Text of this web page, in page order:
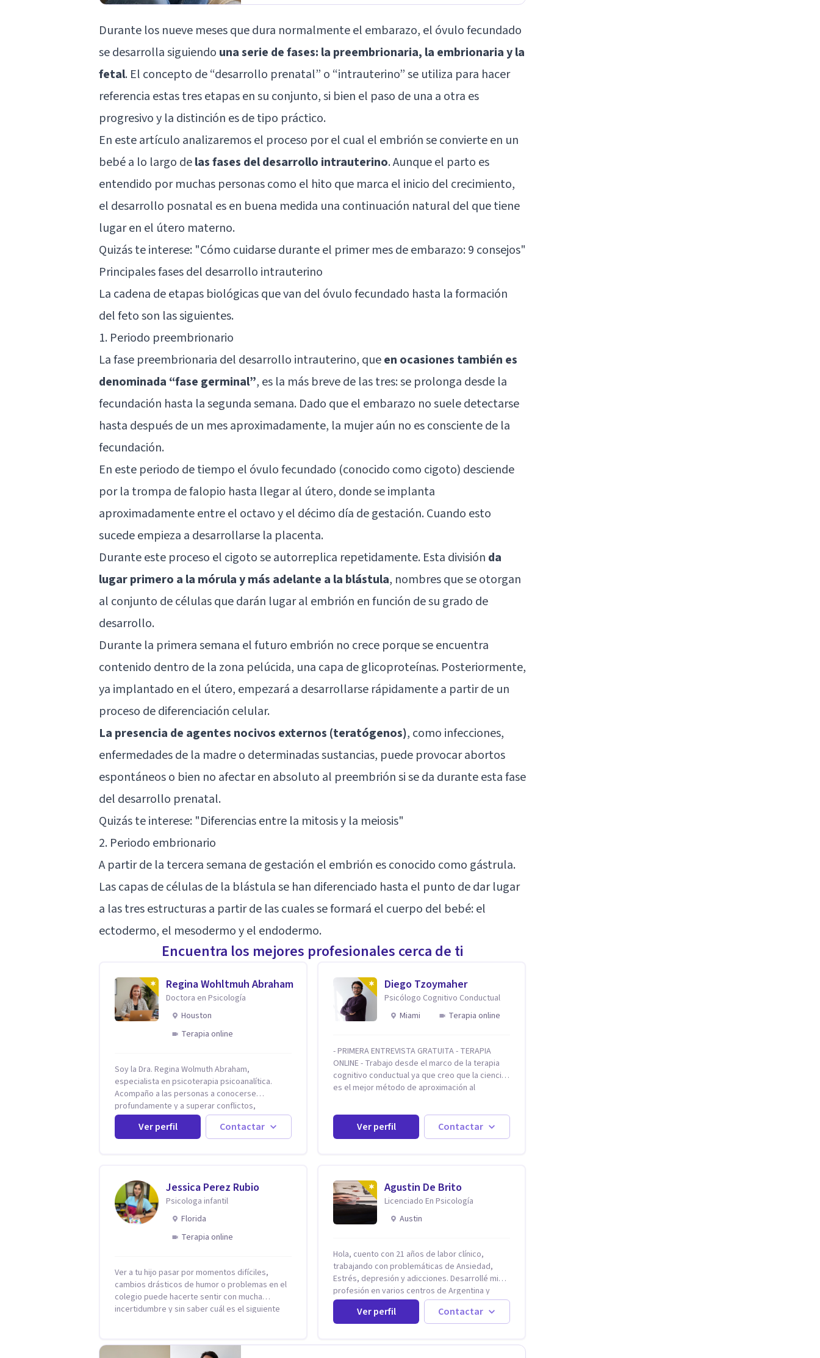
Durante los nueve meses que dura normalmente el embarazo, el óvulo fecundado
se desarrolla siguiendo una serie de fases: la preembrionaria, la embrionaria y la
fetal. El concepto de “desarrollo prenatal” o “intrauterino” se utiliza para hacer
referencia estas tres etapas en su conjunto, si bien el paso de una a otra es
progresivo y la distinción es de tipo práctico.
En este artículo analizaremos el proceso por el cual el embrión se convierte en un
bebé a lo largo delas fases del desarrollo intrauterino. Aunque el parto es
entendido por muchas personas como el hito que marca el inicio del crecimiento,
el desarrollo posnatal es en buena medida una continuación natural del que tiene
lugar en el útero materno.
Quizás te interese: "Cómo cuidarse durante el primer mes de embarazo: 9 consejos"
Principales fases del desarrollo intrauterino
La cadena de etapas biológicas que van del óvulo fecundado hasta la formación
del feto son las siguientes.
1. Periodo preembrionario
La fase preembrionaria del desarrollo intrauterino, queen ocasiones también es
denominada “fase germinal”, es la más breve de las tres: se prolonga desde la
fecundación hasta la segunda semana. Dado que el embarazo no suele detectarse
hasta después de un mes aproximadamente, la mujer aún no es consciente de la
fecundación.
En este periodo de tiempo el óvulo fecundado (conocido como cigoto) desciende
por la trompa de falopio hasta llegar al útero, donde se implanta
aproximadamente entre el octavo y el décimo día de gestación. Cuando esto
sucede empieza a desarrollarse la placenta.
Durante este proceso el cigoto se autorreplica repetidamente. Esta división da
lugar primero a la mórula y más adelante a la blástula, nombres que se otorgan
al conjunto de células que darán lugar al embrión en función de su grado de
desarrollo.
Durante la primera semana el futuro embrión no crece porque se encuentra
contenido dentro de la zona pelúcida, una capa de glicoproteínas. Posteriormente,
ya implantado en el útero, empezará a desarrollarse rápidamente a partir de un
proceso de diferenciación celular.
La presencia de agentes nocivos externos (teratógenos), como infecciones,
enfermedades de la madre o determinadas sustancias, puede provocar abortos
espontáneos o bien no afectar en absoluto al preembrión si se da durante esta fase
del desarrollo prenatal.
Quizás te interese: "Diferencias entre la mitosis y la meiosis"
2. Periodo embrionario
A partir de la tercera semana de gestación el embrión es conocido como gástrula.
Las capas de células de la blástula se han diferenciado hasta el punto de dar lugar
a las tres estructuras a partir de las cuales se formará el cuerpo del bebé: el
ectodermo, el mesodermo y el endodermo.
Encuentra los mejores profesionales cerca de ti
Regina Wohltmuh Abraham
Doctora en Psicología
Houston
Terapia online
Soy la Dra. Regina Wolmuth Abraham,
especialista en psicoterapia psicoanalítica.
Acompaño a las personas a conocerse
profundamente y a superar conflictos,
problemas emocionales y traumas que limitan
su calidad de vida. He trabajado en reconocidas
instituciones como el Hospital Psiquiátrico San
Centro de Integración Juvenil. Además, tuve el
privilegio de colaborar en comunidades como
Olivar del Conde y Xochimilco, lo que me
permitió conocer diversas realidades y
necesidades.
Ver perfil Contactar
Diego Tzoymaher
Psicólogo Cognitivo Conductual
Miami
Terapia online
- PRIMERA ENTREVISTA GRATUITA - TERAPIA
ONLINE - Trabajo desde el marco de la terapia
cognitivo conductual ya que creo que la ciencia
es el mejor método de aproximación al
particular. Me interesan los procesos de cambio
conductual por los que una persona pueda
alcanzar sus objetivos, transitando, aceptando
también crisis vitales y procesos de
crecimiento personal.
Ver perfil Contactar
Jessica Perez Rubio
Psicologa infantil
Florida
Terapia online
Ver a tu hijo pasar por momentos difíciles,
cambios drásticos de humor o problemas en el
colegio puede hacerte sentir con mucha
incertidumbre y sin saber cuál es el siguiente
realmente escuchados, comprendidos y
Agustin De Brito
Licenciado En Psicología
Austin
Hola, cuento con 21 años de labor clínico,
trabajando con problemáticas de Ansiedad,
Estrés, depresión y adicciones. Desarrollé mi
profesión en varios centros de Argentina y
Estados Unidos y actualmente me dedico a la
práctica privada. Utilizo terapias cognitivas
conductuales basadas en evidencia científica
Ver perfil Contactar